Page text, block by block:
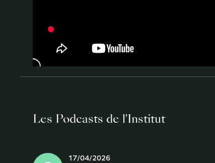
Les Podcasts de l'Institut
17/04/2026